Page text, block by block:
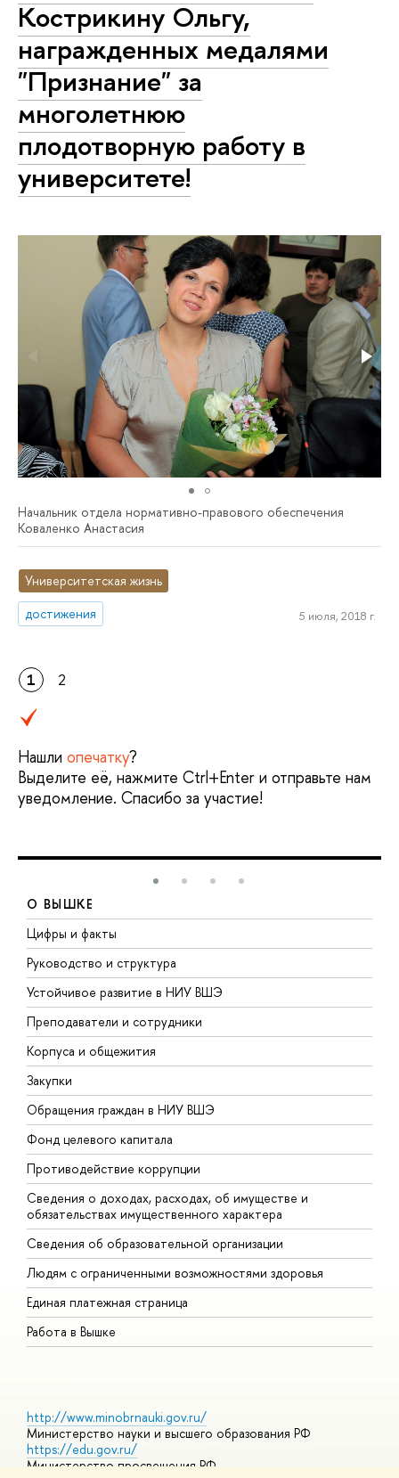
Кострикину Ольгу,
награжденных медалями
"Признание" за
многолетнюю
плодотворную работу в
университете!
Начальник отдела нормативно-правового обеспечения
Коваленко Анастасия
Университетская жизнь
достижения
5 июля, 2018 г.
1 2
Нашли опечатку?
Выделите её, нажмите Ctrl+Enter и отправьте нам
уведомление. Спасибо за участие!
О ВЫШКЕ
Цифры и факты
Руководство и структура
Устойчивое развитие в НИУ ВШЭ
Преподаватели и сотрудники
Корпуса и общежития
Закупки
Обращения граждан в НИУ ВШЭ
Фонд целевого капитала
Противодействие коррупции
Сведения о доходах, расходах, об имуществе и
обязательствах имущественного характера
Сведения об образовательной организации
Людям с ограниченными возможностями здоровья
Единая платежная страница
Работа в Вышке
http://www.minobrnauki.gov.ru/
Министерство науки и высшего образования РФ
https://edu.gov.ru/
Министерство просвещения РФ